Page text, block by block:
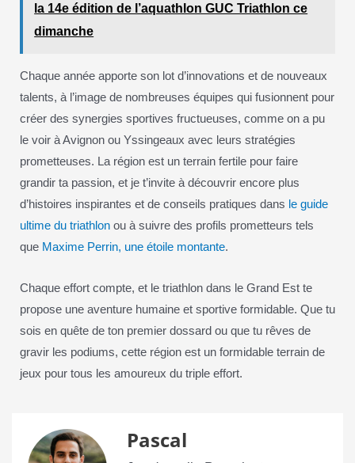
la 14e édition de l’aquathlon GUC Triathlon ce
dimanche
Chaque année apporte son lot d’innovations et de nouveaux
talents, à l’image de nombreuses équipes qui fusionnent pour
créer des synergies sportives fructueuses, comme on a pu
le voir à Avignon ou Yssingeaux avec leurs stratégies
prometteuses. La région est un terrain fertile pour faire
grandir ta passion, et je t’invite à découvrir encore plus
d’histoires inspirantes et de conseils pratiques dans le guide
ultime du triathlonou à suivre des profils prometteurs tels
que Maxime Perrin, une étoile montante.
Chaque effort compte, et le triathlon dans le Grand Est te
propose une aventure humaine et sportive formidable. Que tu
sois en quête de ton premier dossard ou que tu rêves de
gravir les podiums, cette région est un formidable terrain de
jeux pour tous les amoureux du triple effort.
Pascal